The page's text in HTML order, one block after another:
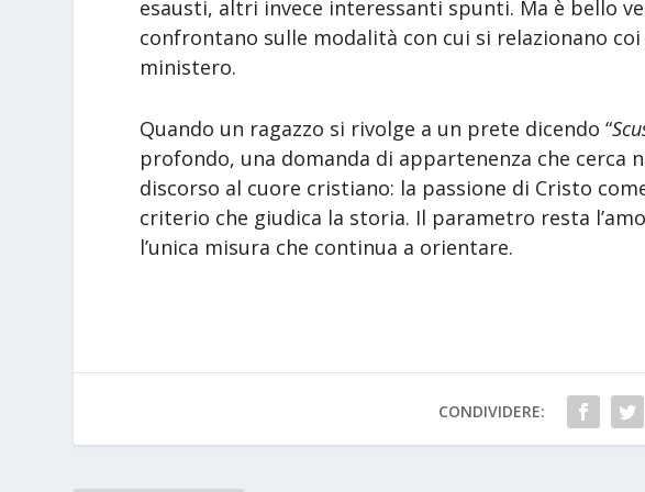
esausti, altri invece interessanti spunti. Ma è bello
confrontano sulle modalità con cui si relazionano
ministero.
Quando un ragazzo si rivolge a un prete dicendo “
profondo, una domanda di appartenenza che cerca
discorso al cuore cristiano: la passione di Cristo
criterio che giudica la storia. Il parametro resta
l’unica misura che continua a orientare.
CONDIVIDERE: